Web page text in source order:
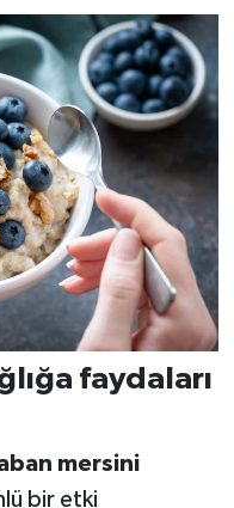
faydaları
mersini
bir etki